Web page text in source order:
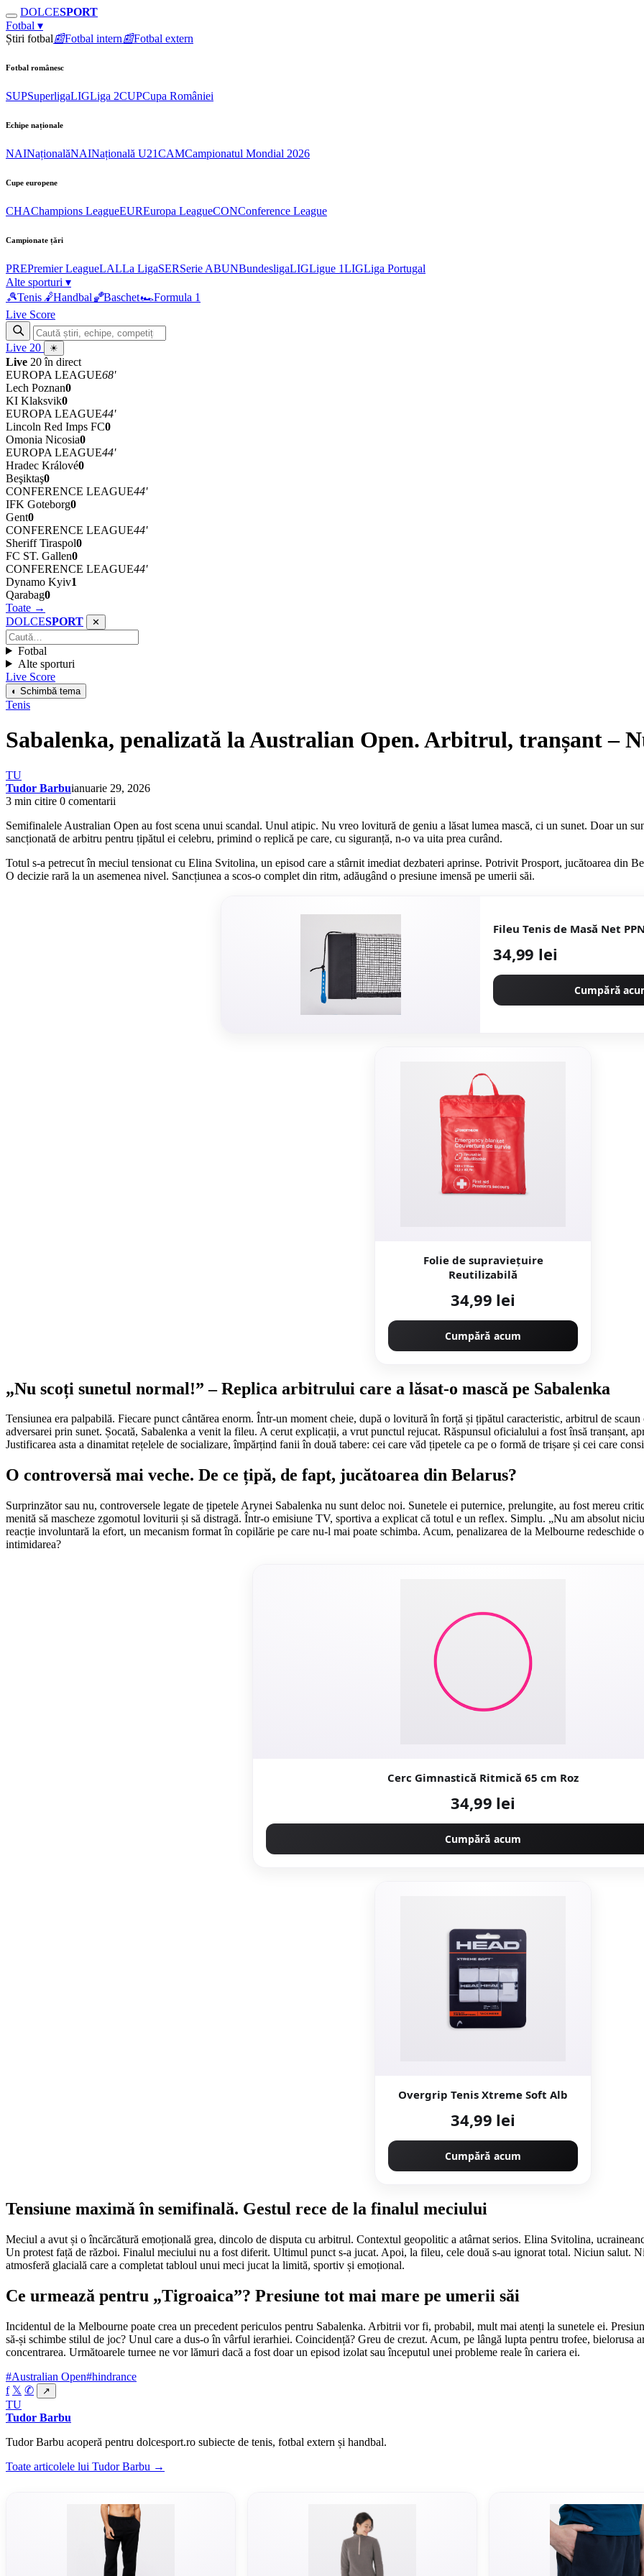
DOLCESPORT
Fotbal ▾
Știri fotbal📰Fotbal intern📰Fotbal extern
Fotbal românesc
SUPSuperligaLIGLiga 2CUPCupa României
Echipe naționale
NAINaționalăNAINațională U21CAMCampionatul Mondial 2026
Cupe europene
CHAChampions LeagueEUREuropa LeagueCONConference League
Campionate țări
PREPremier LeagueLALLa LigaSERSerie ABUNBundesligaLIGLigue 1LIGLiga Portugal
Alte sporturi ▾
🎾Tenis 🤾Handbal🏀Baschet🏎Formula 1
Live Score
Live 20 ☀
Live 20 în direct
EUROPA LEAGUE68'
Lech Poznan0
KI Klaksvik0
EUROPA LEAGUE44'
Lincoln Red Imps FC0
Omonia Nicosia0
EUROPA LEAGUE44'
Hradec Králové0
Beşiktaş0
CONFERENCE LEAGUE44'
IFK Goteborg0
Gent0
CONFERENCE LEAGUE44'
Sheriff Tiraspol0
FC ST. Gallen0
CONFERENCE LEAGUE44'
Dynamo Kyiv1
Qarabag0
Toate →
DOLCESPORT ✕
Fotbal
Alte sporturi
Live Score
◐ Schimbă tema
Tenis
Sabalenka, penalizată la Australian Open. Arbitrul, tranșant –
TU
Tudor Barbuianuarie 29, 2026
3 min citire 0 comentarii
Semifinalele Australian Open au fost scena unui scandal. Unul atipic. Nu vreo lovitură de geniu a lăsat lumea mască, ci un sunet. Doar un
sancționată de arbitru pentru țipătul ei celebru, primind o replică pe care, cu siguranță, n-o va uita prea curând.
Totul s-a petrecut în meciul tensionat cu Elina Svitolina, un episod care a stârnit imediat dezbateri aprinse. Potrivit Prosport, jucătoarea din
O decizie rară la un asemenea nivel. Sancțiunea a scos-o complet din ritm, adăugând o presiune imensă pe umerii săi.
Fileu Tenis de Masă Net
34,99 lei
Cumpără
Folie de supraviețuire
Reutilizabilă
34,99 lei
Cumpără acum
„Nu scoți sunetul normal!” – Replica arbitrului care a lăsat-o mască pe Sabalenka
Tensiunea era palpabilă. Fiecare punct cântărea enorm. Într-un moment cheie, după o lovitură în forță și țipătul caracteristic, arbitrul de
adversarei prin sunet. Șocată, Sabalenka a venit la fileu. A cerut explicații, a vrut punctul rejucat. Răspunsul oficialului a fost însă tranșant,
Justificarea asta a dinamitat rețelele de socializare, împărțind fanii în două tabere: cei care văd țipetele ca pe o formă de trișare și cei care
O controversă mai veche. De ce țipă, de fapt, jucătoarea din Belarus?
Surprinzător sau nu, controversele legate de țipetele Arynei Sabalenka nu sunt deloc noi. Sunetele ei puternice, prelungite, au fost mereu
menită să mascheze zgomotul loviturii și să distragă. Într-o emisiune TV, sportiva a explicat că totul e un reflex. Simplu. „Nu am absolut
reacție involuntară la efort, un mecanism format în copilărie pe care nu-l mai poate schimba. Acum, penalizarea de la Melbourne redeschide
intimidarea?
Cerc Gimnastică Ritmică 65 cm Roz
34,99 lei
Cumpără acum
Overgrip Tenis Xtreme Soft Alb
34,99 lei
Cumpără acum
Tensiune maximă în semifinală. Gestul rece de la finalul meciului
Meciul a avut și o încărcătură emoțională grea, dincolo de disputa cu arbitrul. Contextul geopolitic a atârnat serios. Elina Svitolina,
Un protest față de război. Finalul meciului nu a fost diferit. Ultimul punct s-a jucat. Apoi, la fileu, cele două s-au ignorat total. Niciun salut.
atmosferă glacială care a completat tabloul unui meci jucat la limită, sportiv și emoțional.
Ce urmează pentru „Tigroaica”? Presiune tot mai mare pe umerii săi
Incidentul de la Melbourne poate crea un precedent periculos pentru Sabalenka. Arbitrii vor fi, probabil, mult mai atenți la sunetele ei.
să-și schimbe stilul de joc? Unul care a dus-o în vârful ierarhiei. Coincidență? Greu de crezut. Acum, pe lângă lupta pentru trofee, bielorusa
concentrarea. Următoarele turnee ne vor lămuri dacă a fost doar un episod izolat sau începutul unei probleme reale în cariera ei.
#Australian Open#hindrance
f 𝕏 ✆ ↗
TU
Tudor Barbu
Tudor Barbu acoperă pentru dolcesport.ro subiecte de tenis, fotbal extern și handbal.
Toate articolele lui Tudor Barbu →